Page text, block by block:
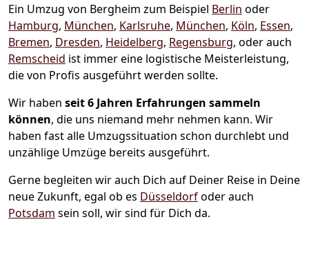
Ein Umzug von Bergheim zum Beispiel Berlin oder
Hamburg, München, Karlsruhe, München, Köln, Essen,
Bremen, Dresden, Heidelberg, Regensburg, oder auch
Remscheid ist immer eine logistische Meisterleistung,
die von Profis ausgeführt werden sollte.
Wir haben seit6 Jahren Erfahrungen sammeln
können, die uns niemand mehr nehmen kann. Wir
haben fast alle Umzugssituation schon durchlebt und
unzählige Umzüge bereits ausgeführt.
Gerne begleiten wir auch Dich auf Deiner Reise in Deine
neue Zukunft, egal ob es Düsseldorfoder auch
Potsdam sein soll, wir sind für Dich da.